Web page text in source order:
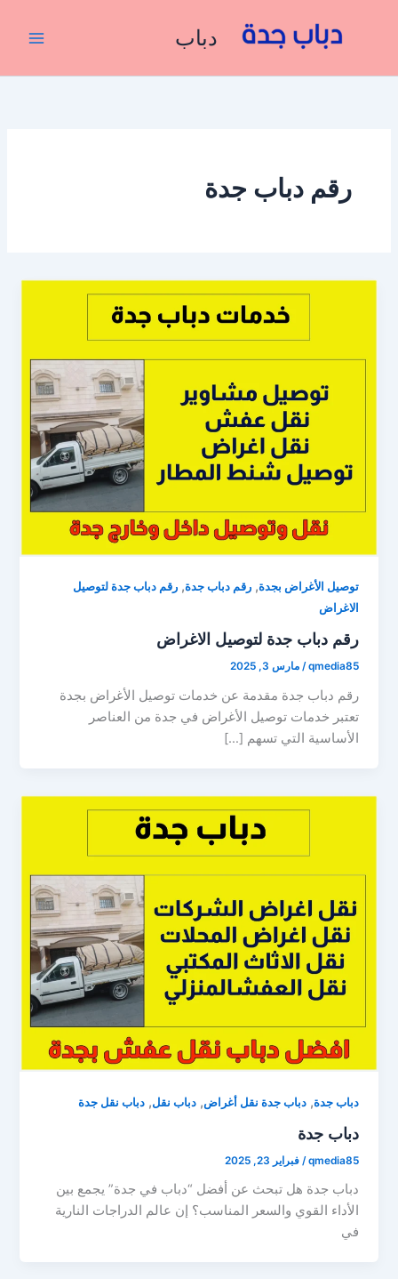
دباب
رقم دباب جدة
توصيل الأغراض بجدة,رقم دباب جدة,رقم دباب جدة لتوصيل
الاغراض
رقم دباب جدة لتوصيل الاغراض
qmedia85
/مارس 3, 2025
رقم دباب جدة مقدمة عن خدمات توصيل الأغراض بجدة
تعتبر خدمات توصيل الأغراض في جدة من العناصر
الأساسية التي تسهم […]
دباب جدة,دباب جدة نقل أغراض,دباب نقل,دباب نقل جدة
دباب جدة
qmedia85
/فبراير 23, 2025
دباب جدة هل تبحث عن أفضل “دباب في جدة” يجمع بين
الأداء القوي والسعر المناسب؟ إن عالم الدراجات النارية
في